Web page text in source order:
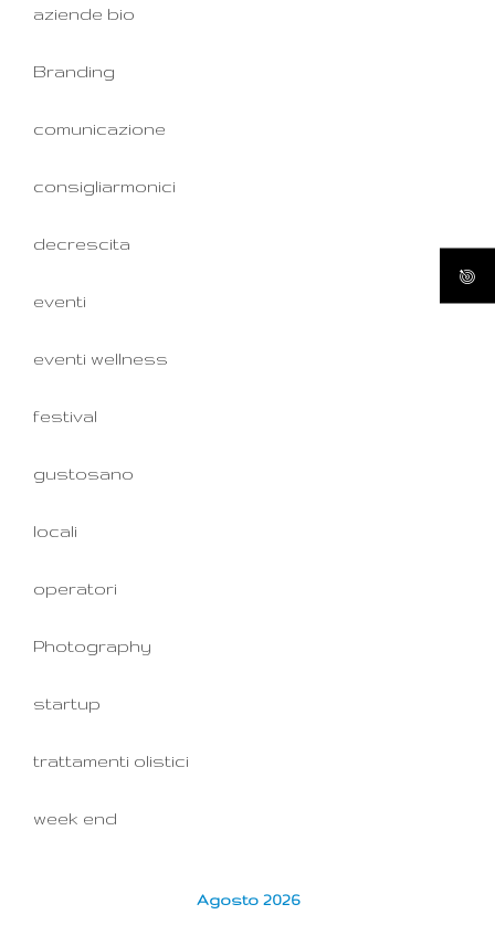
aziende bio
Branding
comunicazione
consigliarmonici
decrescita
eventi
eventi wellness
festival
gustosano
locali
operatori
Photography
startup
trattamenti olistici
week end
Agosto 2026